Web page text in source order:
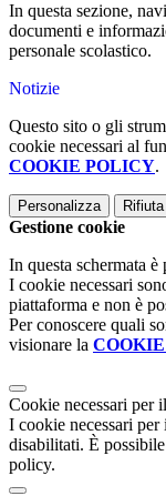
In questa sezione,
documenti e
personale scolastico.
Notizie
Questo sito o gli
cookie necessari al
COOKIE POLICY.
Personalizza
Gestione cookie
In questa schermata
I cookie necessari
piattaforma e non è
Per conoscere quali
visionare la
Cookie necessari per
I cookie necessari per
disabilitati. È
policy.